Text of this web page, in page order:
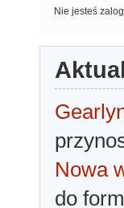
Nie jesteś
Nowa
do